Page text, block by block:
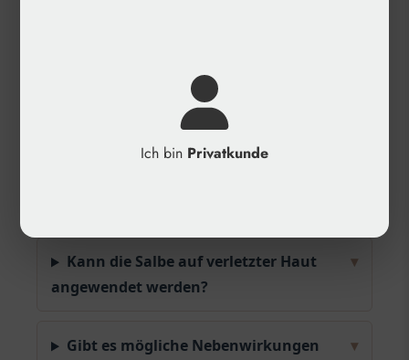
der Klasse I (unsteril)
▾
Kann die Salbe auf verletzter Haut
angewendet werden?
▾
Gibt es mögliche Nebenwirkungen
Ich bin Privatkunde